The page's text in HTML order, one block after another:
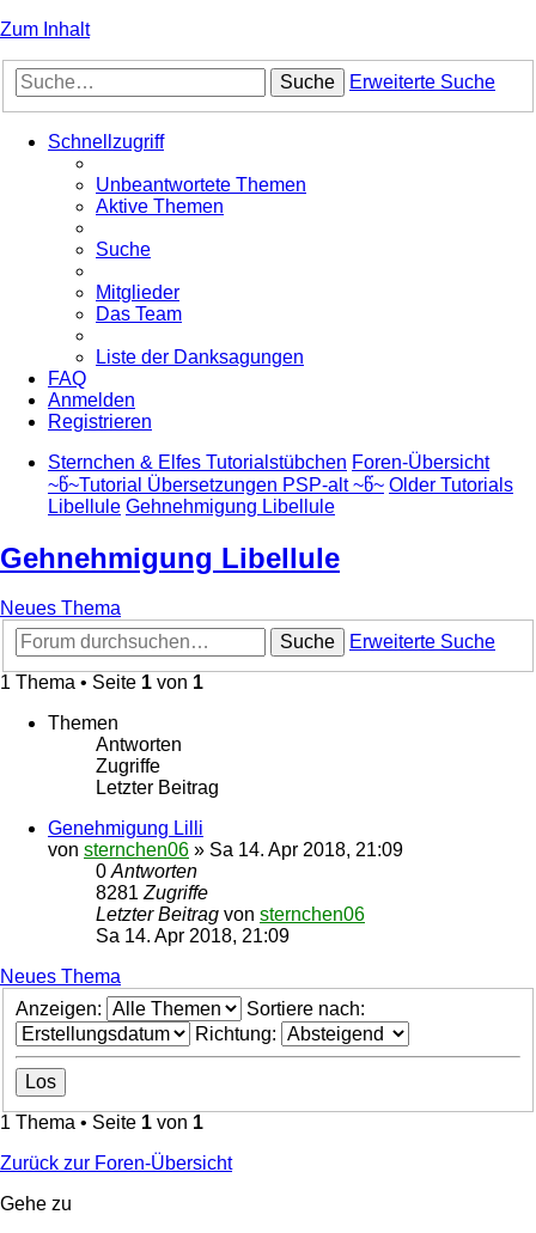
Zum Inhalt
Suche Erweiterte Suche
Schnellzugriff
Unbeantwortete Themen
Aktive Themen
Suche
Mitglieder
Das Team
Liste der Danksagungen
FAQ
Anmelden
Registrieren
Sternchen & Elfes Tutorialstübchen Foren-Übersicht
~წ~Tutorial Übersetzungen PSP-alt ~წ~ Older Tutorials
Libellule Gehnehmigung Libellule
Gehnehmigung Libellule
Neues Thema
Suche
Erweiterte Suche
1 Thema • Seite 1 von 1
Themen
Antworten
Zugriffe
Letzter Beitrag
Genehmigung Lilli
von sternchen06 » Sa 14. Apr 2018, 21:09
0 Antworten
8281 Zugriffe
Letzter Beitrag von sternchen06
Sa 14. Apr 2018, 21:09
Neues Thema
Anzeigen:
Sortiere nach:
Richtung:
1 Thema • Seite 1 von 1
Zurück zur Foren-Übersicht
Gehe zu